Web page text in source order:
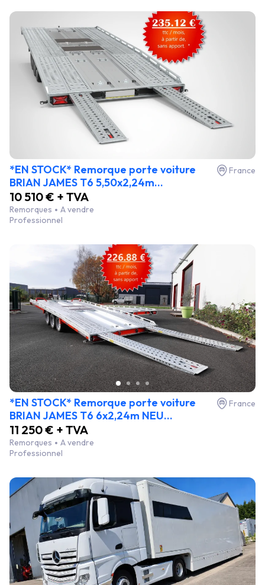
*EN STOCK* Remorque porte voiture
BRIAN JAMES T6 5,50x2,24m...
France
10 510 € + TVA
Remorques
A vendre
Professionnel
*EN STOCK* Remorque porte voiture
BRIAN JAMES T6 6x2,24m NEU...
France
11 250 € + TVA
Remorques
A vendre
Professionnel